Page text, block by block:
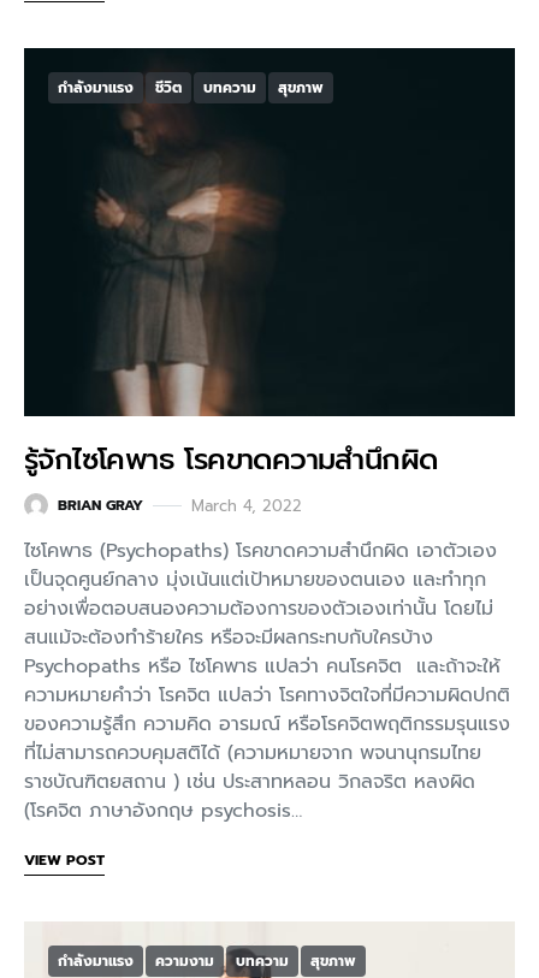
กำลังมาแรง ชีวิต บทความ สุขภาพ
รู้จักไซโคพาธ โรคขาดความสำนึกผิด
BRIAN GRAY March 4, 2022
ไซโคพาธ (Psychopaths) โรคขาดความสำนึกผิด เอาตัวเอง
เป็นจุดศูนย์กลาง มุ่งเน้นแต่เป้าหมายของตนเอง และทำทุก
อย่างเพื่อตอบสนองความต้องการของตัวเองเท่านั้น โดยไม่
สนแม้จะต้องทำร้ายใคร หรือจะมีผลกระทบกับใครบ้าง
Psychopaths หรือ ไซโคพาธ แปลว่า คนโรคจิต และถ้าจะให้
ความหมายคำว่า โรคจิต แปลว่า โรคทางจิตใจที่มีความผิดปกติ
ของความรู้สึก ความคิด อารมณ์ หรือโรคจิตพฤติกรรมรุนแรง
ที่ไม่สามารถควบคุมสติได้ (ความหมายจาก พจนานุกรมไทย
ราชบัณฑิตยสถาน ) เช่น ประสาทหลอน วิกลจริต หลงผิด
(โรคจิต ภาษาอังกฤษ psychosis…
VIEW POST
กำลังมาแรง ความงาม บทความ สุขภาพ